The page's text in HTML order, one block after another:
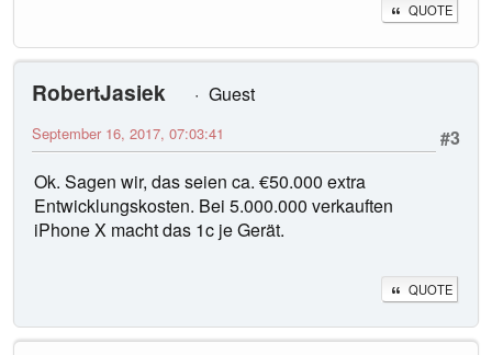
QUOTE
RobertJasiek
Guest
#3
September 16, 2017, 07:03:41
Ok. Sagen wir, das seien ca. €50.000 extra
Entwicklungskosten. Bei 5.000.000 verkauften
iPhone X macht das 1c je Gerät.
QUOTE